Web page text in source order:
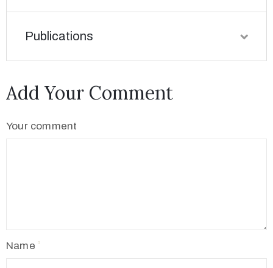
Publications
Add Your Comment
Your comment
Name